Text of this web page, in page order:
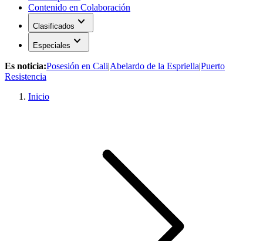
Contenido en Colaboración
Clasificados expand_more
Especiales expand_more
Es noticia:Posesión en Cali|Abelardo de la Espriella|Puerto
Resistencia
Inicio